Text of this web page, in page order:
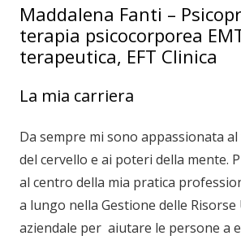
Maddalena Fanti –
terapia psicocorporea
terapeutica, EFT Clinica
La mia carriera
Da sempre mi sono appassionata
del cervello e ai poteri della mente.
al centro della mia pratica
a lungo nella Gestione delle Risorse
aziendale per aiutare le persone a